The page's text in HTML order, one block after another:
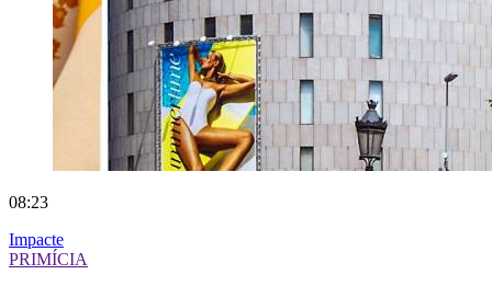
08:23
Impacte
PRIMÍCIA